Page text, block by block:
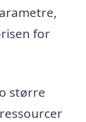
for
større